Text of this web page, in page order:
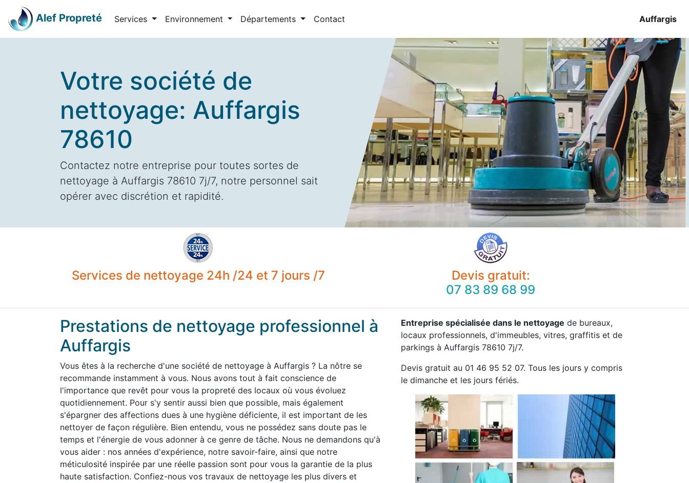
Alef Propreté Services Environnement Départements Contact Auffargis
Votre société de
nettoyage: Auffargis
78610
Contactez notre entreprise pour toutes sortes de
nettoyage à Auffargis 78610 7j/7, notre personnel sait
opérer avec discrétion et rapidité.
Services de nettoyage 24h /24 et 7 jours /7
Devis gratuit:
07 83 89 68 99
Prestations de nettoyage professionnel à
Auffargis
Vous êtes à la recherche d'une société de nettoyage à Auffargis ? La nôtre se
recommande instamment à vous. Nous avons tout à fait conscience de
l'importance que revêt pour vous la propreté des locaux où vous évoluez
quotidiennement. Pour s'y sentir aussi bien que possible, mais également
s'épargner des affections dues à une hygiène déficiente, il est important de les
nettoyer de façon régulière. Bien entendu, vous ne possédez sans doute pas le
temps et l'énergie de vous adonner à ce genre de tâche. Nous ne demandons qu'à
vous aider : nos années d'expérience, notre savoir-faire, ainsi que notre
méticulosité inspirée par une réelle passion sont pour vous la garantie de la plus
haute satisfaction. Confiez-nous vos travaux de nettoyage les plus divers et
Entreprise spécialisée dans le nettoyage de bureaux,
locaux professionnels, d'immeubles, vitres, graffitis et de
parkings à Auffargis 78610 7j/7.
Devis gratuit au 01 46 95 52 07. Tous les jours y compris
le dimanche et les jours fériés.